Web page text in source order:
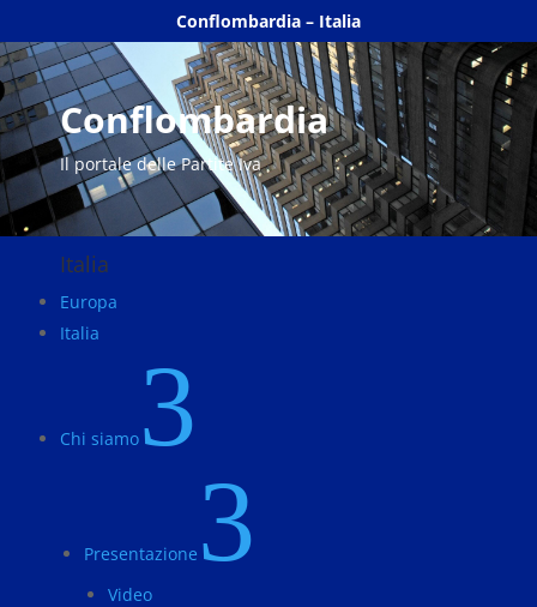
Conflombardia – Italia
Conflombardia
Il portale delle Partite Iva
Italia
Europa
Italia
Chi siamo 3
Presentazione 3
Video